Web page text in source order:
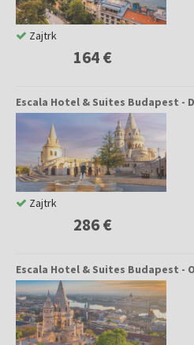
164 €
Zajtrk
Escala Hotel & Suites Budapest -
286 €
Zajtrk
Escala Hotel & Suites Budapest -